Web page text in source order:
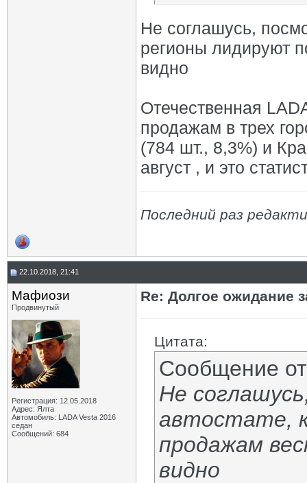
Не соглашусь,
регионы лидируют
видно
Отечественная
продажам в трех
(784 шт., 8,3%) и
август , и это
Последний раз
22.10.2018, 21:41
Мафиози
Продвинутый
Регистрация: 12.05.2018
Адрес: Ялта
Автомобиль: LADA Vesta 2016
седан
Сообщений: 684
Re: Долгое ожидание
Цитата:
Сообщение
Не
автостате,
продажам
видно